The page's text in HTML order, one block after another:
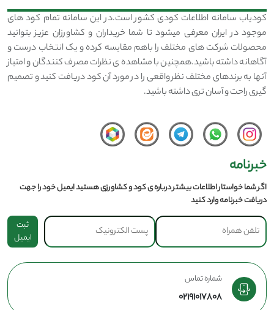
کودیاب سامانه اطلاعات کودی کشور است.در این سامانه تمام کود های
موجود در ایران معرفی میشود تا شما خریداران و کشاورزان عزیز بتوانید
محصولات شرکت های مختلف را باهم مقایسه کرده و یک انتخاب درست و
آگاهانه داشته باشید.همچنین با مشاهده ی نظرات مصرف کنندگان و امتیاز
آنها به برندهای مختلف نظر واقعی را در مورد آن کود دریافت کنید و تصمیم
گیری راحت و آسان تری داشته باشید.
خبرنامه
اگر شما خواستار اطلاعات بیشتر درباره ی کود و کشاورزی هستید ایمیل خود را جهت
دریافت خبرنامه وارد کنید
ثبت
ایمیل
شماره تماس
02191017808